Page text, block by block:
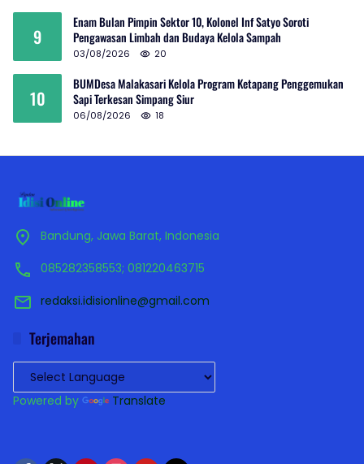
9
Enam Bulan Pimpin Sektor 10, Kolonel Inf Satyo Soroti
Pengawasan Limbah dan Budaya Kelola Sampah
03/08/2026 20
10
BUMDesa Malakasari Kelola Program Ketapang Penggemukan
Sapi Terkesan Simpang Siur
06/08/2026 18
Bandung, Jawa Barat, Indonesia
085282358553; 081220463715
redaksi.idisionline@gmail.com
Terjemahan
Powered by Translate